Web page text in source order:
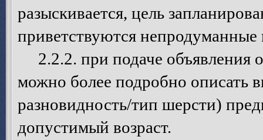
разыскивается, цель
приветствуются непродуманные
2.2.2. при подаче объявления
можно более подробно описать
разновидность/тип шерсти)
допустимый возраст.